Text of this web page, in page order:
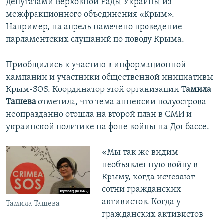
депутатами Верховной Рады Украины из
межфракционного объединения «Крым».
Например, на апрель намечено проведение
парламентских слушаний по поводу Крыма.
Приобщились к участию в информационной
кампании и участники общественной инициативы
Крым-SOS. Координатор этой организации Тамила
Ташева отметила, что тема аннексии полуострова
неоправданно отошла на второй план в СМИ и
украинской политике на фоне войны на Донбассе.
Тамила Ташева
«Мы так же видим
необъявленную войну в
Крыму, когда исчезают
сотни гражданских
активистов. Когда у
гражданских активистов